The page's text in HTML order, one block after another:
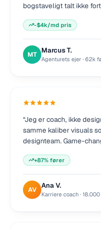
bogstaveligt talt ikke
-$4k/md pris
MT Marcus T.
Agenturets ejer · 62k
“Jeg er coach, ikke
samme kaliber visuals
designteam. Game-
+87% fører
AV Ana V.
Karriere coach ·